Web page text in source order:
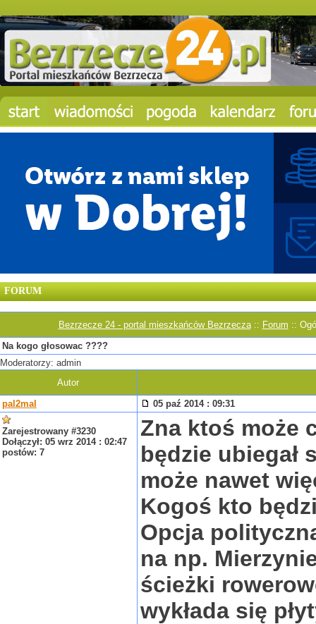
FORUM
Bezrzecze 24 - portal mieszkańców Bezrzecza:: Forum ::
Na kogo głosowac ????
Moderatorzy: admin
Autor
pal2mal
05 paź 2014 : 09:31
Zarejestrowany #3230
Dołączył: 05 wrz 2014 : 02:47
postów: 7
Zna ktoś może
będzie ubiegał
może nawet
Kogoś kto
Opcja
na np.
ścieżki
wykłada się